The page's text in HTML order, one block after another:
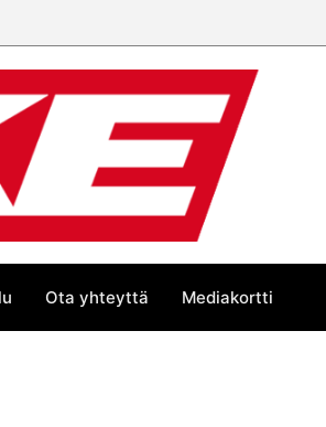
Ota yhteyttä Mediakortti